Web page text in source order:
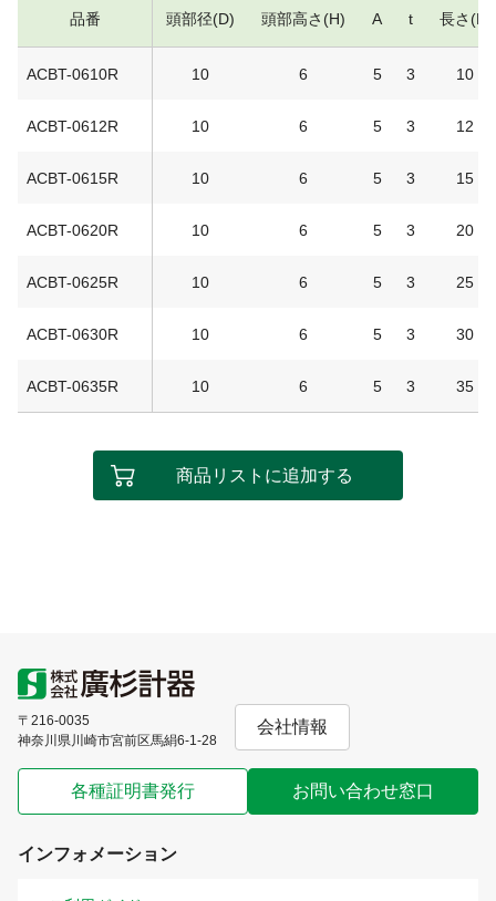
品番 頭部径(D) 頭部高さ(H) A t 長さ(L)
ACBT-0610R 10 6 5 3 10
ACBT-0612R 10 6 5 3 12
ACBT-0615R 10 6 5 3 15
ACBT-0620R 10 6 5 3 20
ACBT-0625R 10 6 5 3 25
ACBT-0630R 10 6 5 3 30
ACBT-0635R 10 6 5 3 35
商品リストに追加する
〒216-0035
神奈川県川崎市宮前区馬絹6-1-28
会社情報
各種証明書発行 お問い合わせ窓口
インフォメーション